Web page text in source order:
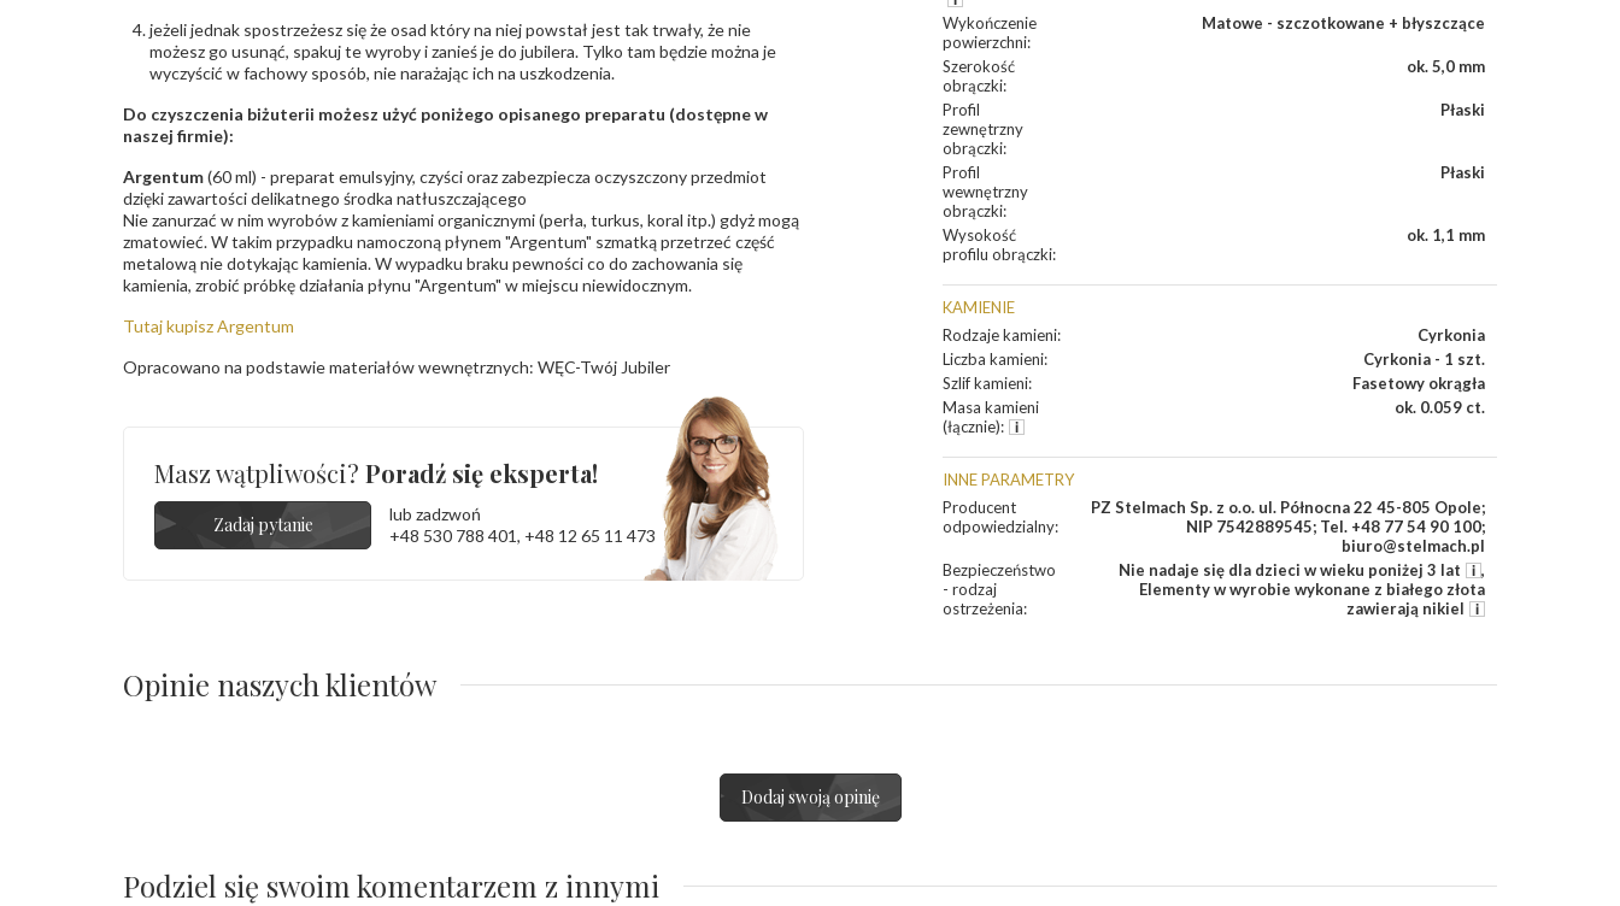
Wykończenie
powierzchni:
Matowe - szczotkowane + błyszczące
Szerokość
obrączki:
ok. 5,0 mm
Profil
zewnętrzny
obrączki:
Płaski
Profil
wewnętrzny
obrączki:
Płaski
Wysokość
profilu obrączki:
ok. 1,1 mm
KAMIENIE
Rodzaje kamieni:
Cyrkonia
Liczba kamieni:
Cyrkonia - 1 szt.
Szlif kamieni:
Fasetowy okrągła
Masa kamieni
(łącznie):
ok. 0.059 ct.
INNE PARAMETRY
Producent
odpowiedzialny:
PZ Stelmach Sp. z o.o. ul. Północna 22 45-805 Opole;
NIP 7542889545; Tel. +48 77 54 90 100;
biuro@stelmach.pl
Bezpieczeństwo
- rodzaj
ostrzeżenia:
Nie nadaje się dla dzieci w wieku poniżej 3 lat
,
Elementy w wyrobie wykonane z białego złota
zawierają nikiel
jeżeli jednak spostrzeżesz się że osad który na niej powstał jest tak trwały, że nie
możesz go usunąć, spakuj te wyroby i zanieś je do jubilera. Tylko tam będzie można je
wyczyścić w fachowy sposób, nie narażając ich na uszkodzenia.
Do czyszczenia biżuterii możesz użyć poniżego opisanego preparatu (dostępne w
naszej firmie):
Argentum(60 ml) - preparat emulsyjny, czyści oraz zabezpiecza oczyszczony przedmiot
dzięki zawartości delikatnego środka natłuszczającego
Nie zanurzać w nim wyrobów z kamieniami organicznymi (perła, turkus, koral itp.) gdyż mogą
zmatowieć. W takim przypadku namoczoną płynem "Argentum" szmatką przetrzeć część
metalową nie dotykając kamienia. W wypadku braku pewności co do zachowania się
kamienia, zrobić próbkę działania płynu "Argentum" w miejscu niewidocznym.
Tutaj kupisz Argentum
Opracowano na podstawie materiałów wewnętrznych: WĘC-Twój Jubiler
Masz wątpliwości? Poradź się eksperta!
Zadaj pytanie
lub zadzwoń
+48 530 788 401, +48 12 65 11 473
Opinie naszych klientów
Dodaj swoją opinię
Podziel się swoim komentarzem z innymi